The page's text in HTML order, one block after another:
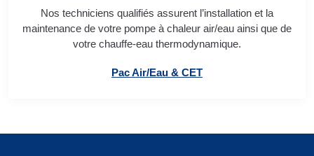
Nos techniciens qualifiés assurent l’installation et la
maintenance de votre pompe à chaleur air/eau ainsi que de
votre chauffe-eau thermodynamique.
Pac Air/Eau & CET